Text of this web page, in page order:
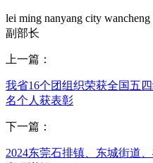
lei ming nanyang city
副部长
上一篇：
我省16个团组织荣获全国五
名个人获表彰
下一篇：
2024东莞石排镇、东城街道